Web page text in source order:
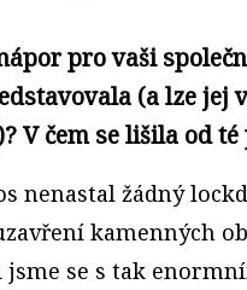
pro vaši
(a lze jej
V čem se lišila od té
nenastal žádný
kamenných
se s tak